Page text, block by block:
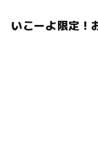
いこーよ限定！